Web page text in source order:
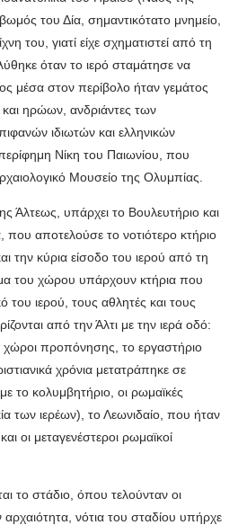
του Δία, σημαντικότατο μνημείο,
του, γιατί είχε σχηματιστεί από τη
όταν το ιερό σταμάτησε να
μέσα στον περίβολο ήταν γεμάτος
ηρώων, ανδριάντες των
ιδιωτών και ελληνικών
Νίκη του Παιωνίου, που
Μουσείο της Ολυμπίας.
Άλτεως, υπάρχει το Βουλευτήριο και
αποτελούσε το νοτιότερο κτήριο
την κύρια είσοδο του ιερού από τη
του χώρου υπάρχουν κτήρια που
ιερού, τους αθλητές και τους
από την Άλτι με την ιερά οδό:
χώροι προπόνησης, το εργαστήριο
χρόνια μετατράπηκε σε
το κολυμβητήριο, οι ρωμαϊκές
των ιερέων), το Λεωνιδαίο, που ήταν
οι μεταγενέστεροι ρωμαϊκοί
το στάδιο, όπου τελούνταν οι
νότια του σταδίου υπήρχε